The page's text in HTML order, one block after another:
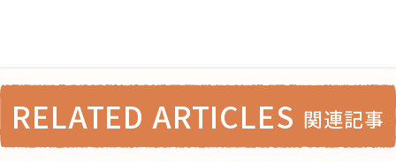
RELATED ARTICLES 関連記事